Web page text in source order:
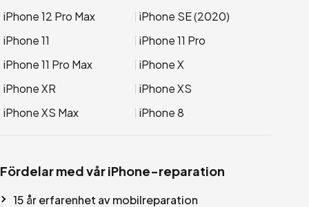
iPhone 12 Pro Max
iPhone SE (2020)
iPhone 11
iPhone 11 Pro
iPhone 11 Pro Max
iPhone X
iPhone XR
iPhone XS
iPhone XS Max
iPhone 8
Fördelar med vår iPhone-reparation
15 år erfarenhet av mobilreparation